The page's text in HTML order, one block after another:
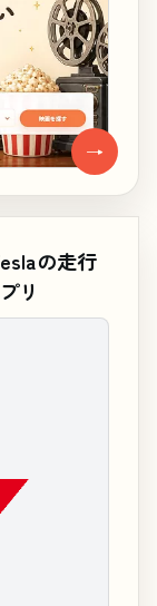
→
の走行
リ